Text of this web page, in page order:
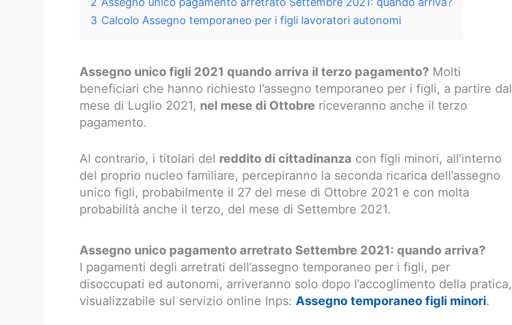
3 Calcolo Assegno temporaneo per i figli lavoratori autonomi
Assegno unico figli 2021 quando arriva il terzo pagamento? Molti
beneficiari che hanno richiesto l’assegno temporaneo per i figli, a partire dal
mese di Luglio 2021, nel mese di Ottobre riceveranno anche il terzo
pagamento.
Al contrario, i titolari del reddito di cittadinanza con figli minori, all’interno
del proprio nucleo familiare, percepiranno la seconda ricarica dell’assegno
unico figli, probabilmente il 27 del mese di Ottobre 2021 e con molta
probabilità anche il terzo, del mese di Settembre 2021.
Assegno unico pagamento arretrato Settembre 2021: quando arriva?
I pagamenti degli arretrati dell’assegno temporaneo per i figli, per
disoccupati ed autonomi, arriveranno solo dopo l’accoglimento della pratica,
visualizzabile sul servizio online Inps: Assegno temporaneo figli minori.